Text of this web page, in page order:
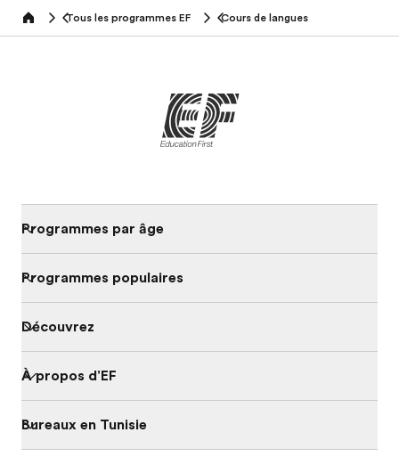
home Tous les programmes EF Cours de langues
Programmes par âge
Programmes populaires
Découvrez
À propos d'EF
Bureaux en Tunisie